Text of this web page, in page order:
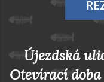
Újezdská
Otevírací